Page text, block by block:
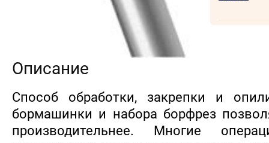
Описание
Способ обработки, закрепки и
бормашинки и набора борфрез
производительнее. Многие